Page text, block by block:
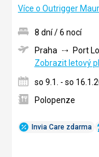
Více o Outrigger
Invia Care zdarma
8 dní / 6 nocí
Praha
Port
Zobrazit letový
so 9.1. - so
Polopenze